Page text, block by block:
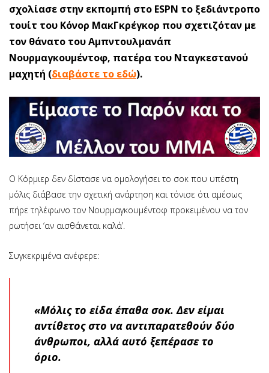
σχολίασε στην εκπομπή στο ESPN το ξεδιάντροπο
τουίτ του Κόνορ ΜακΓκρέγκορ που σχετιζόταν με
τον θάνατο του Αμπντουλμανάπ
Νουρμαγκουμέντοφ, πατέρα του Νταγκεστανού
μαχητή (διαβάστε το εδώ).
Ο Κόρμιερ δεν δίστασε να ομολογήσει το σοκ που υπέστη
μόλις διάβασε την σχετική ανάρτηση και τόνισε ότι αμέσως
πήρε τηλέφωνο τον Νουρμαγκουμέντοφ προκειμένου να τον
ρωτήσει ‘αν αισθάνεται καλά’.
Συγκεκριμένα ανέφερε:
«Μόλις το είδα έπαθα σοκ. Δεν είμαι
αντίθετος στο να αντιπαρατεθούν δύο
άνθρωποι, αλλά αυτό ξεπέρασε το
όριο.